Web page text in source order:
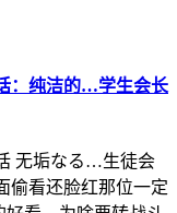
：纯洁的…学生会长
无垢なる…生徒会
偷看还脸红那位一定